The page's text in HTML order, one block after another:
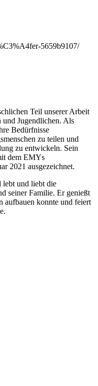
5659b9107/
Teil unserer Arbeit
Jugendlichen. Als
Bedürfnisse
zu teilen und
zu entwickeln. Sein
dem EMYs
2021 ausgezeichnet.
lebt und liebt die
seiner Familie. Er genießt
aufbauen konnte und feiert